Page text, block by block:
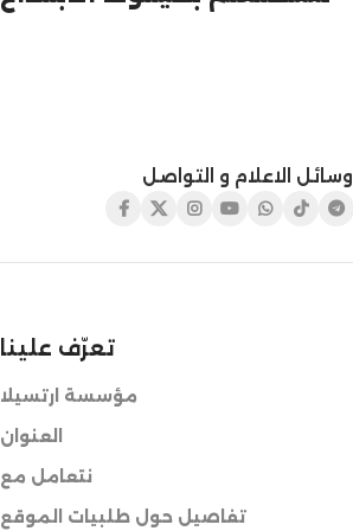
وسائل الاعلام و التواصل
تعرّف علينا
مؤسسة ارتسيلا
العنوان
نتعامل مع
تفاصيل حول طلبيات الموقع